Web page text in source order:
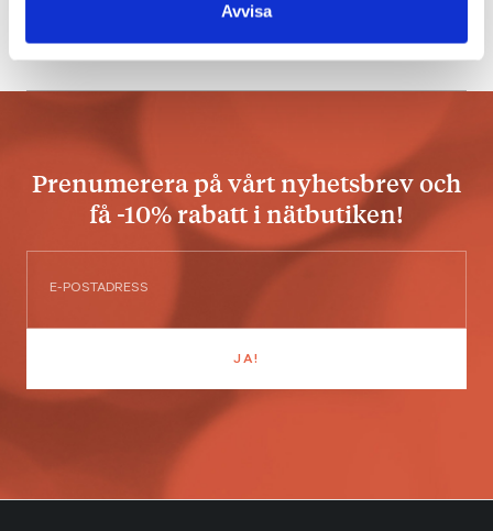
Avvisa
Prenumerera på vårt nyhetsbrev och
få -10% rabatt i nätbutiken!